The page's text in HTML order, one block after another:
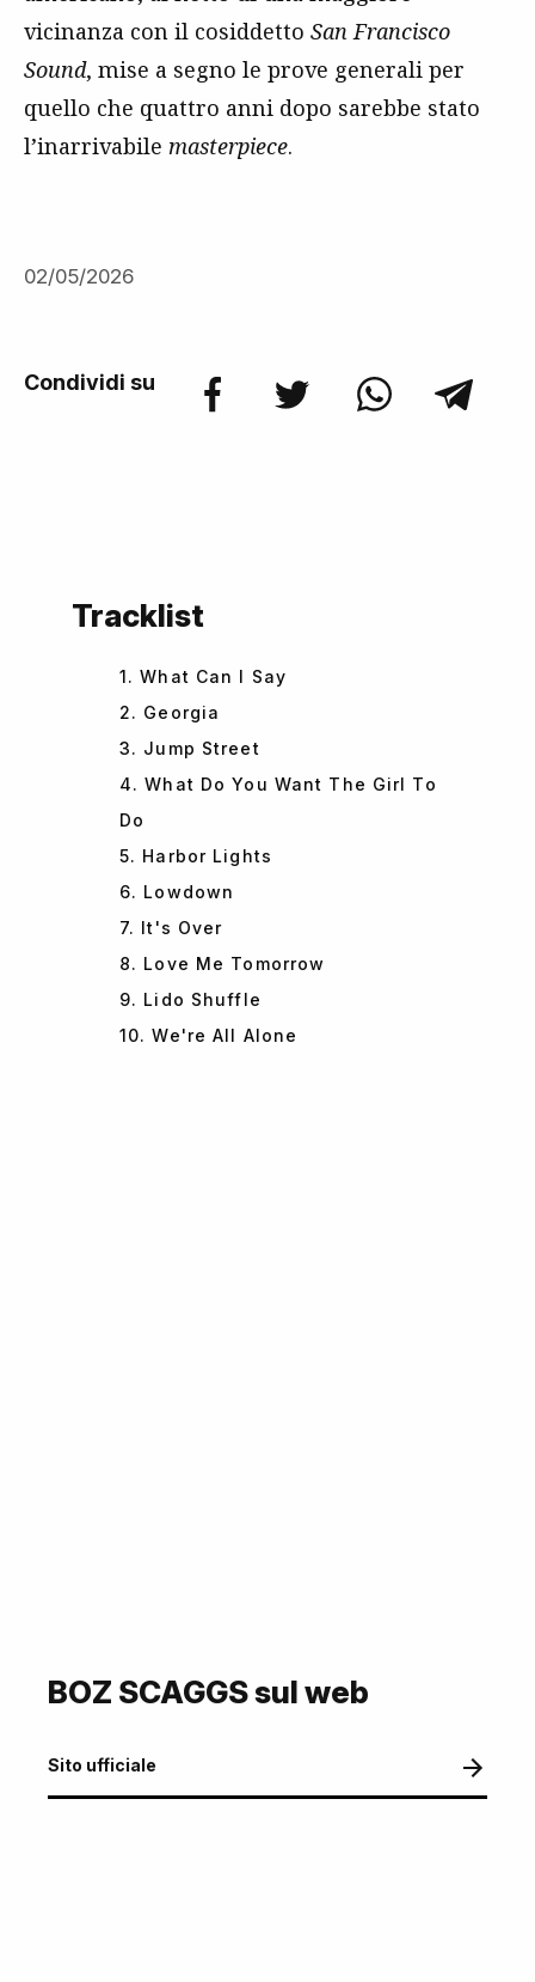
vicinanza con il cosiddetto San Francisco
Sound, mise a segno le prove generali per
quello che quattro anni dopo sarebbe stato
l’inarrivabile masterpiece.
02/05/2026
Condividi su
Tracklist
1. What Can I Say
2. Georgia
3. Jump Street
4. What Do You Want The Girl To
Do
5. Harbor Lights
6. Lowdown
7. It's Over
8. Love Me Tomorrow
9. Lido Shuffle
10. We're All Alone
BOZ SCAGGS sul web
Sito ufficiale